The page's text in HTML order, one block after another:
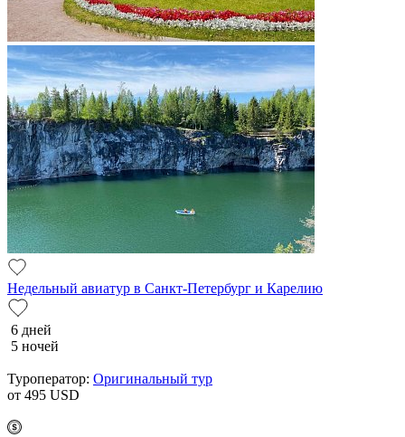
Недельный авиатур в Санкт-Петербург и Карелию
6 дней
5 ночей
Туроператор: Оригинальный тур
от 495 USD